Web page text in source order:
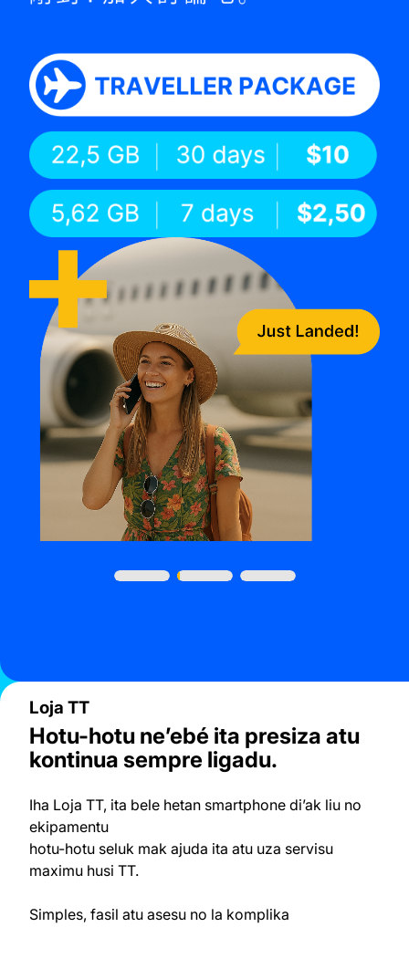
Loja TT
Hotu-hotu ne’ebé ita presiza atu
kontinua sempre ligadu.
Iha Loja TT, ita bele hetan smartphone di’ak liu no
ekipamentu
hotu-hotu seluk mak ajuda ita atu uza servisu
maximu husi TT.
Simples, fasil atu asesu no la komplika